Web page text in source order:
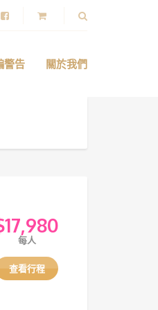
警告 關於我們
17,980
每人
查看行程